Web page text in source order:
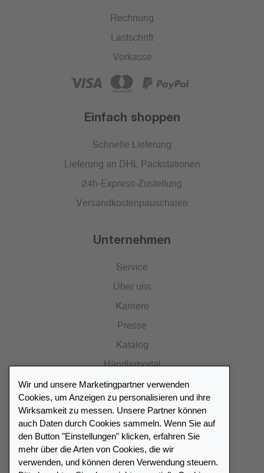
Rechnung
Lastschrift
Vorkasse
Einfach shoppen
Schnelle Lieferung
Lieferung an DHL Packstationen
24h-Express-Zustellung
Versandkostenpauschalen
Unternehmen
Service
Über uns
Karriere
Presse
Katalog
Händlerportal
Händlerverzeichnis
Meinen Leuchtturm Händler finden
Wir und unsere Marketingpartner verwenden
Cookies, um Anzeigen zu personalisieren und ihre
Wirksamkeit zu messen. Unsere Partner können
auch Daten durch Cookies sammeln. Wenn Sie auf
den Button "Einstellungen" klicken, erfahren Sie
mehr über die Arten von Cookies, die wir
verwenden, und können deren Verwendung steuern.